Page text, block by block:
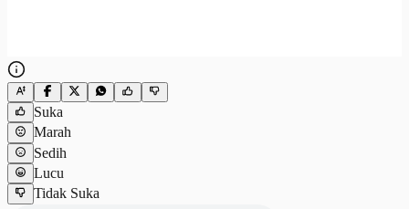
Suka
Marah
Sedih
Lucu
Tidak Suka